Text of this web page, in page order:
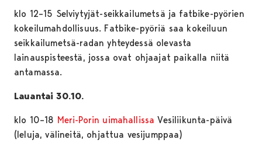
klo 12–15 Selviytyjät-seikkailumetsä ja fatbike-pyörien
kokeilumahdollisuus. Fatbike-pyöriä saa kokeiluun
seikkailumetsä-radan yhteydessä olevasta
lainauspisteestä, jossa ovat ohjaajat paikalla niitä
antamassa.
Lauantai 30.10.
klo 10–18 Meri-Porin uimahallissa Vesiliikunta-päivä
(leluja, välineitä, ohjattua vesijumppaa)